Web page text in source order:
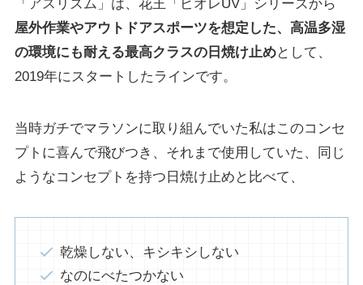
「アスリズム」は、花王「ビオレUV」シリーズから
屋外作業やアウトドアスポーツを想定した、高温多湿
の環境にも耐える最高クラスの日焼け止めとして、
2019年にスタートしたラインです。
当時ガチでマラソンに取り組んでいた私はこのコンセ
プトに喜んで飛びつき、それまで使用していた、同じ
ようなコンセプトを持つ日焼け止めと比べて、
乾燥しない、キシキシしない
なのにべたつかない